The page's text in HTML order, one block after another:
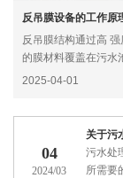
反吊膜设备的工作原
反吊膜结构通过高
的膜材料覆盖在污水
一个密封空间，有效
接散发到大气中。
在膜结构上的出气
利用风机将废气抽
2025-04-01
04
2024/03
关于污
污水处
所需要